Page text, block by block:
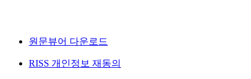
원문뷰어 다운로드
RISS 개인정보 재동의